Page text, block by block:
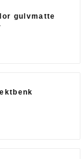
gulvmatte